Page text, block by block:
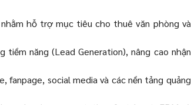
hỗ trợ mục tiêu cho thuê văn phòng và
năng (Lead Generation), nâng cao nhận
fanpage, social media và các nền tảng quảng